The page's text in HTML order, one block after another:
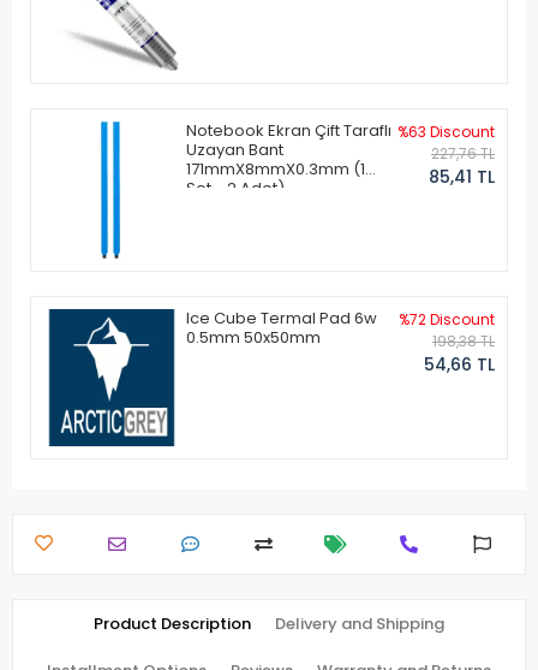
Notebook Ekran Çift Taraflı
Uzayan Bant
171mmX8mmX0.3mm (1
Set - 2 Adet)
%63 Discount
227,76 TL
85,41 TL
Ice Cube Termal Pad 6w
0.5mm 50x50mm
%72 Discount
198,38 TL
54,66 TL
Product Description Delivery and Shipping